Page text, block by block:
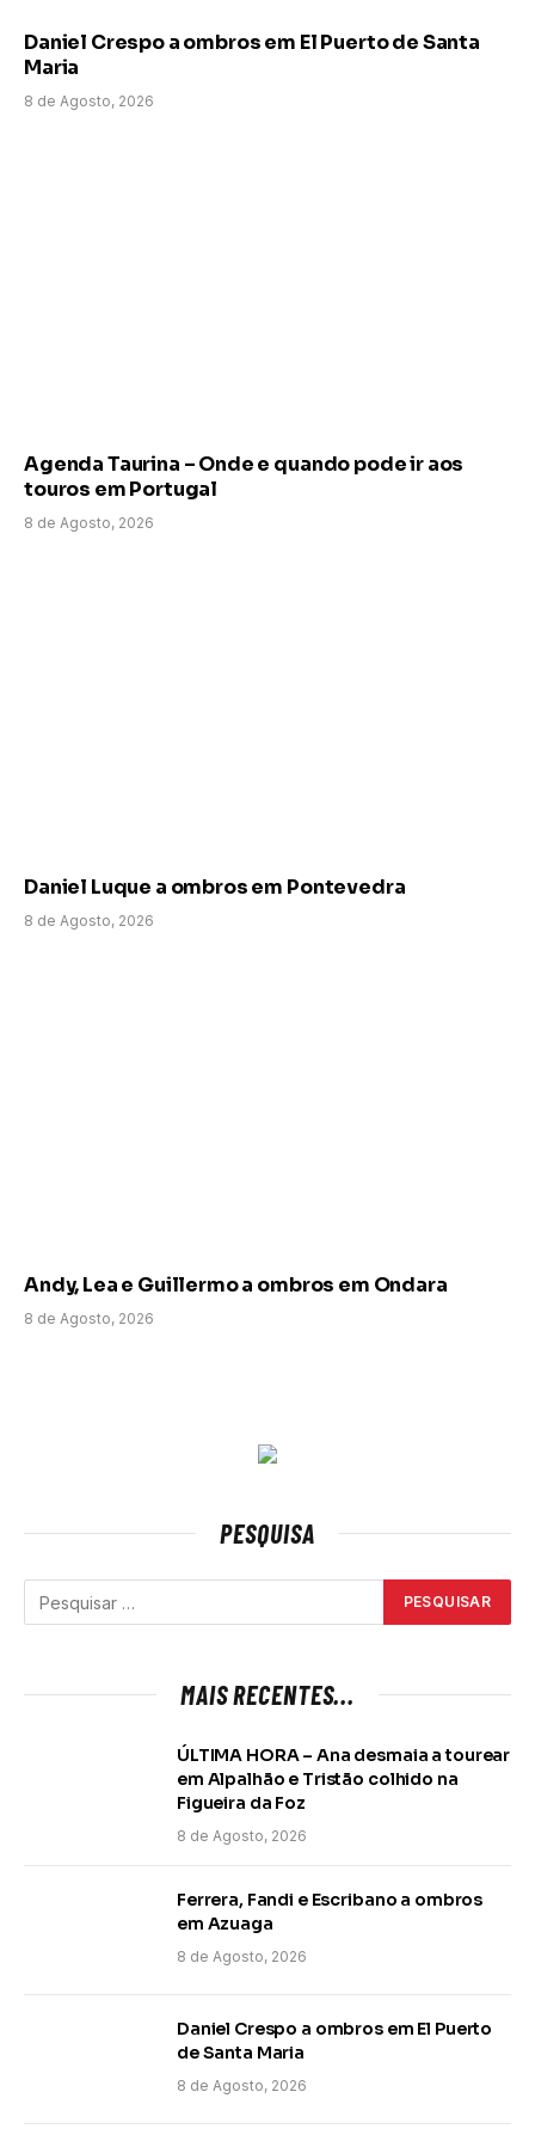
Daniel Crespo a ombros em El Puerto de Santa
Maria
8 de Agosto, 2026
Agenda Taurina – Onde e quando pode ir aos
touros em Portugal
8 de Agosto, 2026
Daniel Luque a ombros em Pontevedra
8 de Agosto, 2026
Andy, Lea e Guillermo a ombros em Ondara
8 de Agosto, 2026
PESQUISA
MAIS RECENTES...
ÚLTIMA HORA – Ana desmaia a tourear
em Alpalhão e Tristão colhido na
Figueira da Foz
8 de Agosto, 2026
Ferrera, Fandi e Escribano a ombros
em Azuaga
8 de Agosto, 2026
Daniel Crespo a ombros em El Puerto
de Santa Maria
8 de Agosto, 2026